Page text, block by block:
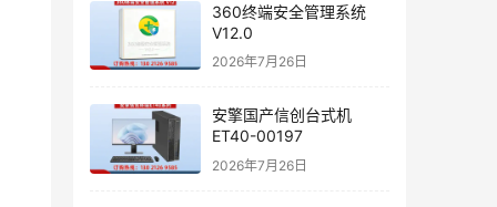
360终端安全管理系统
V12.0
2026年7月26日
安擎国产信创台式机
ET40-00197
2026年7月26日